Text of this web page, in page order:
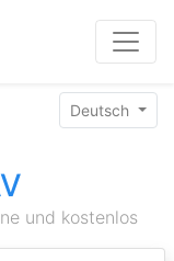
Deutsch
und kostenlos